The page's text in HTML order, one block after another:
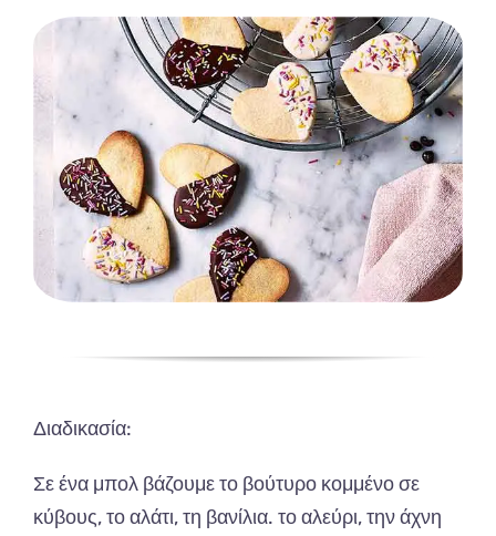
Διαδικασία:
Σε ένα μπολ βάζουμε το βούτυρο κομμένο σε
κύβους, το αλάτι, τη βανίλια. το αλεύρι, την άχνη